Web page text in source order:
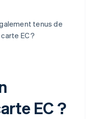
tenus de
EC ?
EC ?